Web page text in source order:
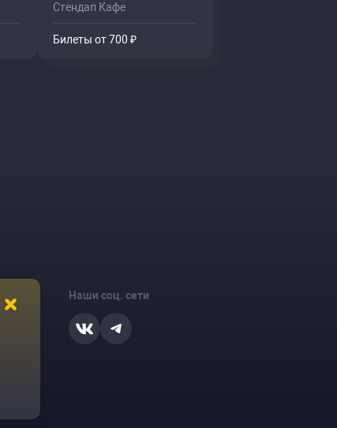
Стендап Кафе
Билеты от 700 ₽
Наши соц. сети